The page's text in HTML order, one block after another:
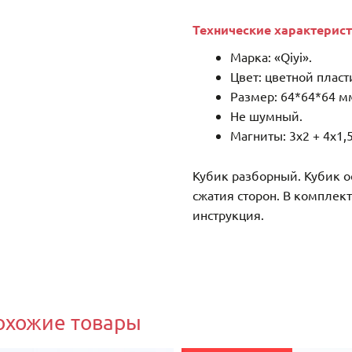
Технические
Марка: «Qiyi».
Цвет: цветной
Размер: 64*64*64
Не шумный.
Магниты: 3х2 +
Кубик разборный. Кубик
сжатия сторон. В
инструкция.
товары